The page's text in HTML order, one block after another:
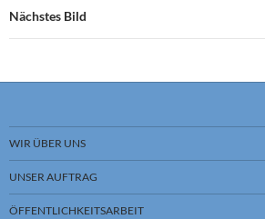
Nächstes Bild
WIR ÜBER UNS
UNSER AUFTRAG
ÖFFENTLICHKEITSARBEIT